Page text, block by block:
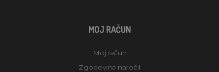
MOJ RAČUN
Moj račun
Zgodovina naročil